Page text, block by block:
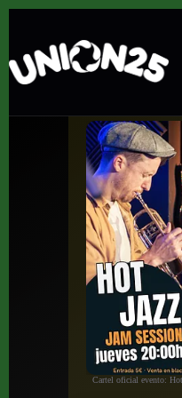
Cartel oficial evento: